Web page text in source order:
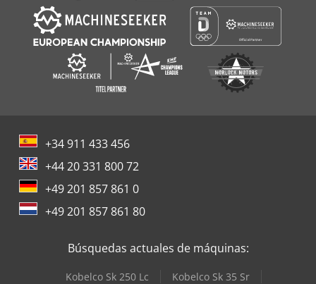
+34 911 433 456
+44 20 331 800 72
+49 201 857 861 0
+49 201 857 861 80
Búsquedas actuales de máquinas:
Kobelco Sk 250 Lc
Kobelco Sk 35 Sr